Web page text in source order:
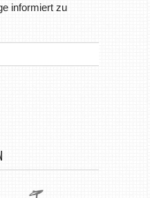
informiert zu